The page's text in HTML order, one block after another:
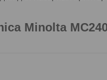
Minolta